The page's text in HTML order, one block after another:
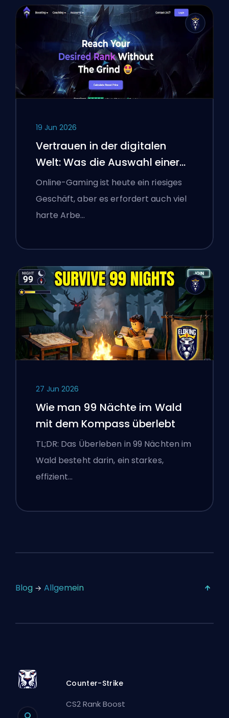
19 Jun 2026
Vertrauen in der digitalen
Welt: Was die Auswahl einer
Boosting-Plattform polnischen
Gamern über die Überprüfung
von Online-Diensten
Online-Gaming ist heute ein riesiges
Geschäft, aber es erfordert auch viel
harte Arbe…
27 Jun 2026
Wie man 99 Nächte im Wald
mit dem Kompass überlebt
TL;DR: Das Überleben in 99 Nächten im
Wald besteht darin, ein starkes,
effizient…
Blog Allgemein
Counter-Strike
CS2 Rank Boost